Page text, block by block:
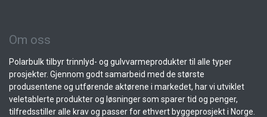
Om oss
Polarbulk tilbyr trinnlyd- og gulvvarmeprodukter til alle typer
prosjekter. Gjennom godt samarbeid med de største
produsentene og utførende aktørene i markedet, har vi utviklet
veletablerte produkter og løsninger som sparer tid og penger,
tilfredsstiller alle krav og passer for ethvert byggeprosjekt i Norge.